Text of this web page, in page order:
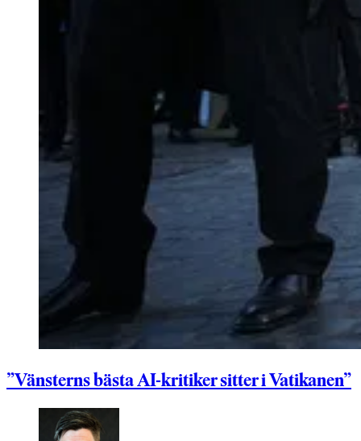
”Vänsterns bästa AI-kritiker sitter i Vatikanen”